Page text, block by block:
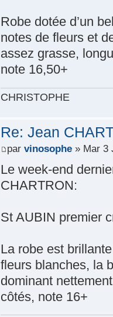
Robe dotée d’un
notes de fleurs et
assez grasse,
note 16,50+
CHRISTOPHE
Re: Jean
parvinosophe » Mar 3
Le week-end
CHARTRON:
St AUBIN premier
La robe est
fleurs blanches, la
dominant
côtés, note 16+